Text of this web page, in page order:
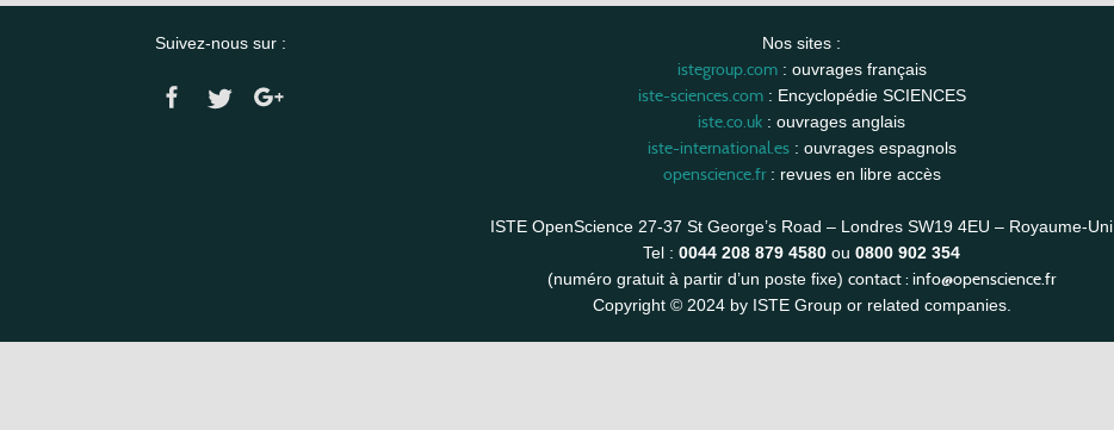
Suivez-nous sur : Nos sites :
istegroup.com: ouvrages français
iste-sciences.com: Encyclopédie SCIENCES
iste.co.uk : ouvrages anglais
iste-international.es: ouvrages espagnols
openscience.fr: revues en libre accès
ISTE OpenScience 27-37 St George’s Road – Londres SW19 4EU – Royaume-Uni
Tel : 0044 208 879 4580 ou 0800 902 354
(numéro gratuit à partir d’un poste fixe) contact : info@openscience.fr
Copyright © 2024 by ISTE Group or related companies.